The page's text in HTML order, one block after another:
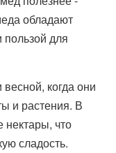
обладают
для
когда они
и растения. В
что
сладость.